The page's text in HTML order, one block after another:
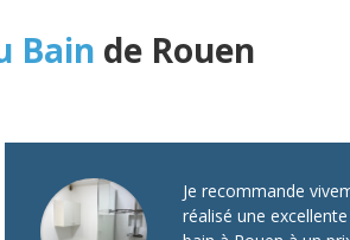
Bain de Rouen
Je recommande
réalisé une